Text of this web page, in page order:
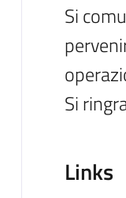
Si
Si
Links